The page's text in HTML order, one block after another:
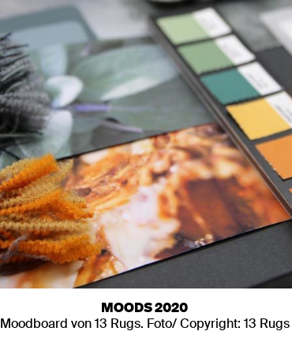
MOODS 2020
Moodboard von 13 Rugs. Foto/ Copyright: 13 Rugs